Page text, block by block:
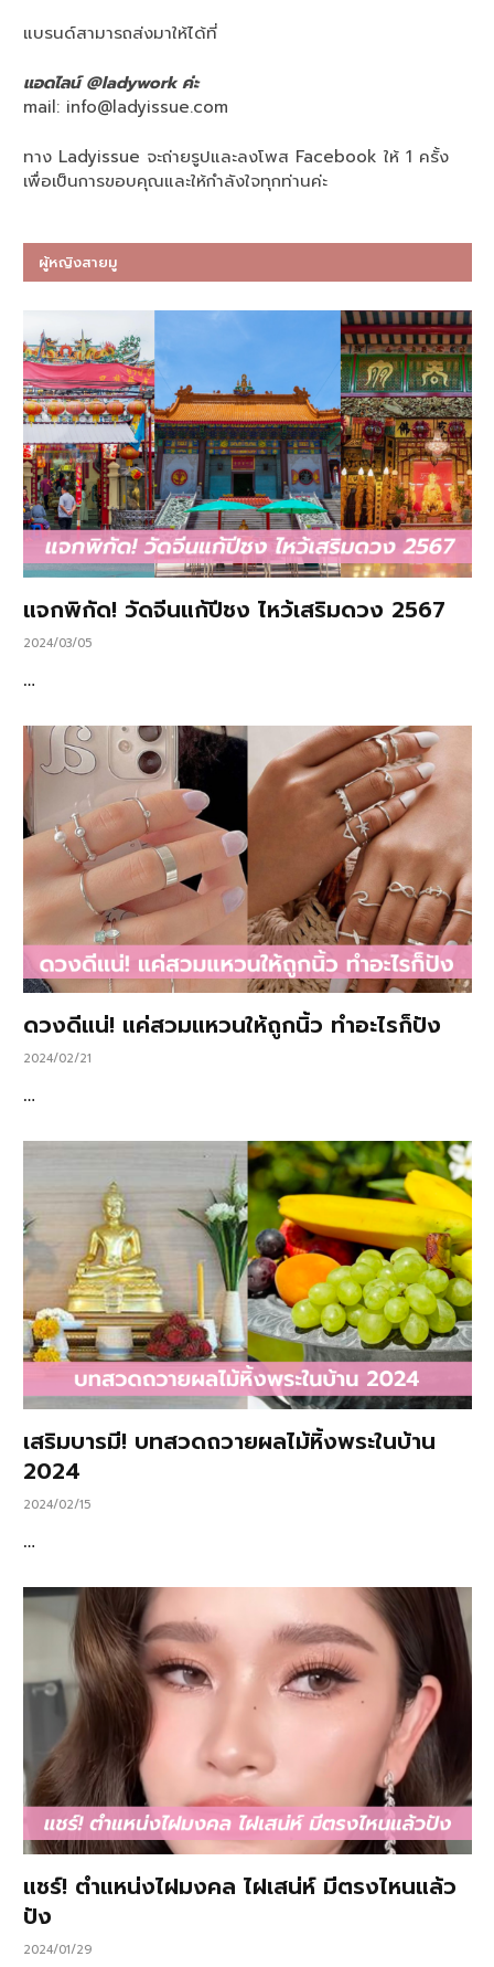
แบรนด์สามารถส่งมาให้ได้ที่
แอดไลน์ @ladywork ค่ะ
mail: info@ladyissue.com
ทาง Ladyissue จะถ่ายรูปและลงโพส Facebook ให้ 1 ครั้ง
เพื่อเป็นการขอบคุณและให้กำลังใจทุกท่านค่ะ
ผู้หญิงสายมู
แจกพิกัด! วัดจีนแก้ปีชง ไหว้เสริมดวง 2567
2024/03/05
…
ดวงดีแน่! แค่สวมแหวนให้ถูกนิ้ว ทำอะไรก็ปัง
2024/02/21
…
เสริมบารมี! บทสวดถวายผลไม้หิ้งพระในบ้าน
2024
2024/02/15
…
แชร์! ตำแหน่งไฝมงคล ไฝเสน่ห์ มีตรงไหนแล้ว
ปัง
2024/01/29